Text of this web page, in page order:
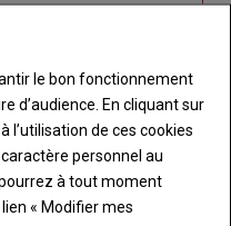
et créez votre
à tout Terre de
le bon fonctionnement
d’audience. En cliquant sur
l’utilisation de ces cookies
personnel au
à tout moment
« Modifier mes